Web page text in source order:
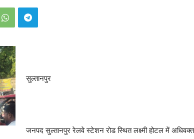
सुल्तानपुर
जनपद सुल्तानपुर रेलवे स्टेशन रोड स्थित लक्ष्मी होटल में